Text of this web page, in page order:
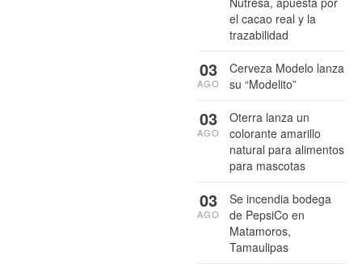
el cacao real y la
trazabilidad
Cerveza Modelo lanza
su “Modelito”
03
AGO
Oterra lanza un
colorante amarillo
natural para alimentos
para mascotas
03
AGO
Se incendia bodega
de PepsiCo en
Matamoros,
Tamaulipas
03
AGO